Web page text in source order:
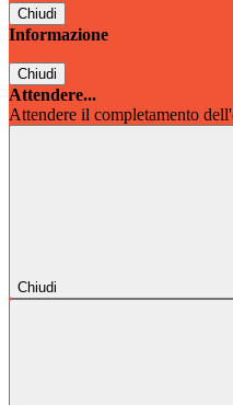
Chiudi
Informazione
Chiudi
Attendere...
Attendere il completamento
Chiudi